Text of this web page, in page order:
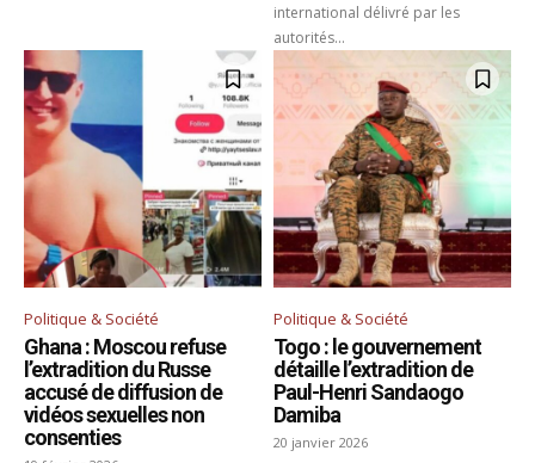
international délivré par les
autorités...
Politique & Société
Ghana : Moscou refuse
l’extradition du Russe
accusé de diffusion de
vidéos sexuelles non
consenties
Politique & Société
Togo : le gouvernement
détaille l’extradition de
Paul-Henri Sandaogo
Damiba
20 janvier 2026